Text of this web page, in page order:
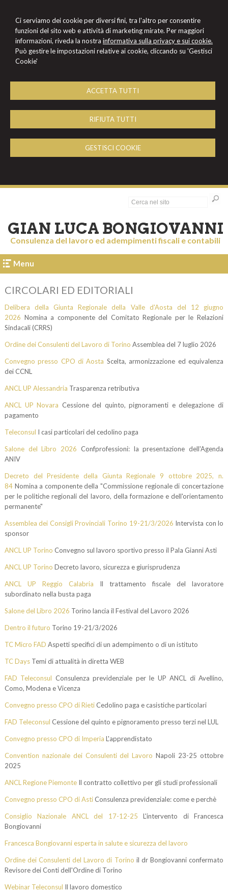
Ci serviamo dei cookie per diversi fini, tra l'altro per consentire
funzioni del sito web e attività di marketing mirate. Per maggiori
informazioni, riveda la nostra informativa sulla privacy e sui cookie.
Può gestire le impostazioni relative ai cookie, cliccando su 'Gestisci
Cookie'
ACCETTA TUTTI
RIFIUTA TUTTI
GESTISCI COOKIE
GIAN LUCA BONGIOVANNI
Consulenza del lavoro ed adempimenti fiscali e contabili
Menu
CIRCOLARI ED EDITORIALI
Delibera della Giunta Regionale della Valle d'Aosta del 12 giugno
2026 Nomina a componente del Comitato Regionale per le Relazioni
Sindacali (CRRS)
Ordine dei Consulenti del Lavoro di Torino Assemblea del 7 luglio 2026
Convegno presso CPO di Aosta Scelta, armonizzazione ed equivalenza
dei CCNL
ANCL UP Alessandria Trasparenza retributiva
ANCL UP Novara Cessione del quinto, pignoramenti e delegazione di
pagamento
Teleconsul I casi particolari del cedolino paga
Salone del Libro 2026 Confprofessioni: la presentazione dell'Agenda
ANIV
Decreto del Presidente della Giunta Regionale 9 ottobre 2025, n.
84Nomina a componente della "Commissione regionale di concertazione
per le politiche regionali del lavoro, della formazione e dell'orientamento
permanente"
Assemblea dei Consigli Provinciali Torino 19-21/3/2026 Intervista con lo
sponsor
ANCL UP Torino Convegno sul lavoro sportivo presso il Pala Gianni Asti
ANCL UP Torino Decreto lavoro, sicurezza e giurisprudenza
ANCL UP Reggio Calabria Il trattamento fiscale del lavoratore
subordinato nella busta paga
Salone del Libro 2026 Torino lancia il Festival del Lavoro 2026
Dentro il futuro Torino 19-21/3/2026
TC Micro FAD Aspetti specifici di un adempimento o di un istituto
TC DaysTemi di attualità in diretta WEB
FAD Teleconsul Consulenza previdenziale per le UP ANCL di Avellino,
Como, Modena e Vicenza
Convegno presso CPO di RietiCedolino paga e casistiche particolari
FAD Teleconsul Cessione del quinto e pignoramento presso terzi nel LUL
Convegno presso CPO di Imperia L'apprendistato
Convention nazionale dei Consulenti del Lavoro Napoli 23-25 ottobre
2025
ANCL Regione PiemonteIl contratto collettivo per gli studi professionali
Convegno presso CPO di AstiConsulenza previdenziale: come e perchè
Consiglio Nazionale ANCL del 17-12-25 L'intervento di Francesca
Bongiovanni
Francesca Bongiovanni esperta in salute e sicurezza del lavoro
Ordine dei Consulenti del Lavoro di Torino il dr Bongiovanni confermato
Revisore dei Conti dell'Ordine di Torino
Webinar Teleconsul Il lavoro domestico